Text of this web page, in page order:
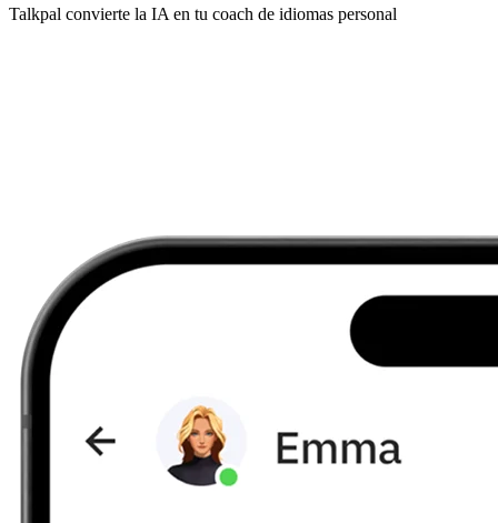
Talkpal convierte la IA en tu coach de idiomas personal